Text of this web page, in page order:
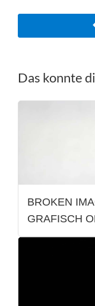
Das konnte
BROKEN
GRAFISCH